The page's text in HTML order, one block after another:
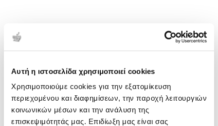
Αυτή η ιστοσελίδα χρησιμοποιεί cookies
Χρησιμοποιούμε cookies για την εξατομίκευση
περιεχομένου και διαφημίσεων, την παροχή λειτουργιών
κοινωνικών μέσων και την ανάλυση της
επισκεψιμότητάς μας. Επιδίωξη μας είναι σας